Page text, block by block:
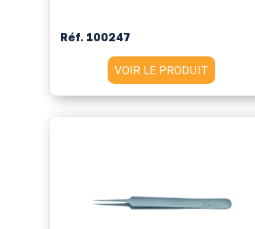
Réf. 100247
VOIR LE PRODUIT